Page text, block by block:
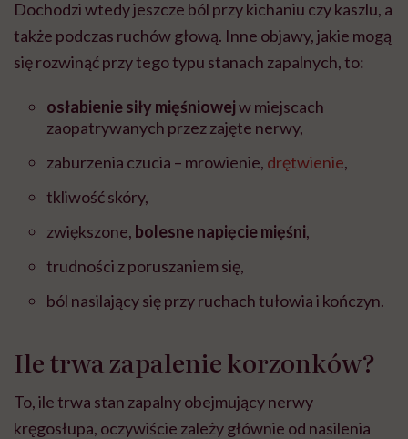
Dochodzi wtedy jeszcze ból przy kichaniu czy kaszlu, a
także podczas ruchów głową. Inne objawy, jakie mogą
się rozwinąć przy tego typu stanach zapalnych, to:
osłabienie siły mięśniowejw miejscach
zaopatrywanych przez zajęte nerwy,
zaburzenia czucia – mrowienie, drętwienie,
tkliwość skóry,
zwiększone, bolesne napięcie mięśni,
trudności z poruszaniem się,
ból nasilający się przy ruchach tułowia i kończyn.
Ile trwa zapalenie korzonków?
To, ile trwa stan zapalny obejmujący nerwy
kręgosłupa, oczywiście zależy głównie od nasilenia